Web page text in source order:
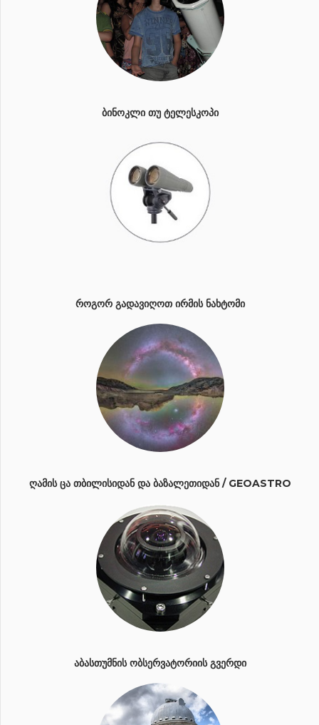
ᲑᲘᲜᲝᲙᲚᲘ ᲗᲣ ᲢᲔᲚᲔᲡᲙᲝᲞᲘ
ᲠᲝᲒᲝᲠ ᲒᲐᲓᲐᲕᲘᲦᲝᲗ ᲘᲠᲛᲘᲡ ᲜᲐᲮᲢᲝᲛᲘ
ᲦᲐᲛᲘᲡ ᲪᲐ ᲗᲑᲘᲚᲘᲡᲘᲓᲐᲜ ᲓᲐ ᲑᲐᲖᲐᲚᲔᲗᲘᲓᲐᲜ / GEOASTRO
ᲐᲑᲐᲡᲗᲣᲛᲜᲘᲡ ᲝᲑᲡᲔᲠᲕᲐᲢᲝᲠᲘᲘᲡ ᲒᲕᲔᲠᲓᲘ